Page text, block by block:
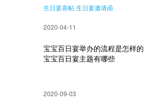
生日宴喜帖 生日宴邀请函
2020-04-11
宝宝百日宴举办的流程是怎样的
宝宝百日宴主题有哪些
2020-09-03